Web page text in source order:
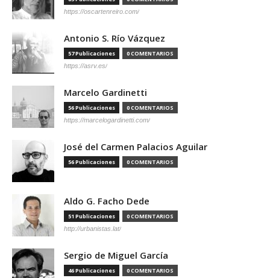
https://oscartenreiro.com/
Antonio S. Río Vázquez
57 Publicaciones 0 COMENTARIOS
https://asrv.es/
Marcelo Gardinetti
56 Publicaciones 0 COMENTARIOS
https://marcelogardinetti.com/
José del Carmen Palacios Aguilar
56 Publicaciones 0 COMENTARIOS
Aldo G. Facho Dede
51 Publicaciones 0 COMENTARIOS
http://urbanistas.lat/
Sergio de Miguel García
46 Publicaciones 0 COMENTARIOS